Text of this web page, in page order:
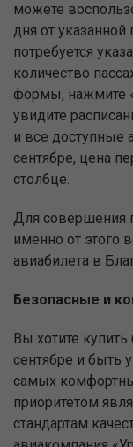
можете
дня от
потребуется
количество
формы, нажмите
увидите
и все доступные
сентябре, цена
столбце.
Для совершения
именно от этого
авиабилета в
Безопасные и
Вы хотите
сентябре и быть
самых
приоритетом
стандартам